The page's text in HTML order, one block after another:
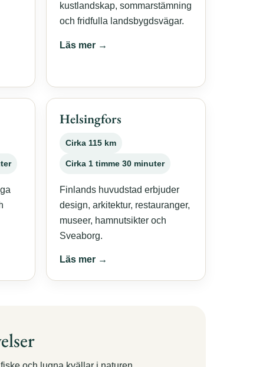
kustlandskap, sommarstämning
och fridfulla landsbygdsvägar.
Läs mer →
Helsingfors
Cirka 115 km
Cirka 1 timme 30 minuter
Finlands huvudstad erbjuder
design, arkitektur, restauranger,
museer, hamnutsikter och
Sveaborg.
Läs mer →